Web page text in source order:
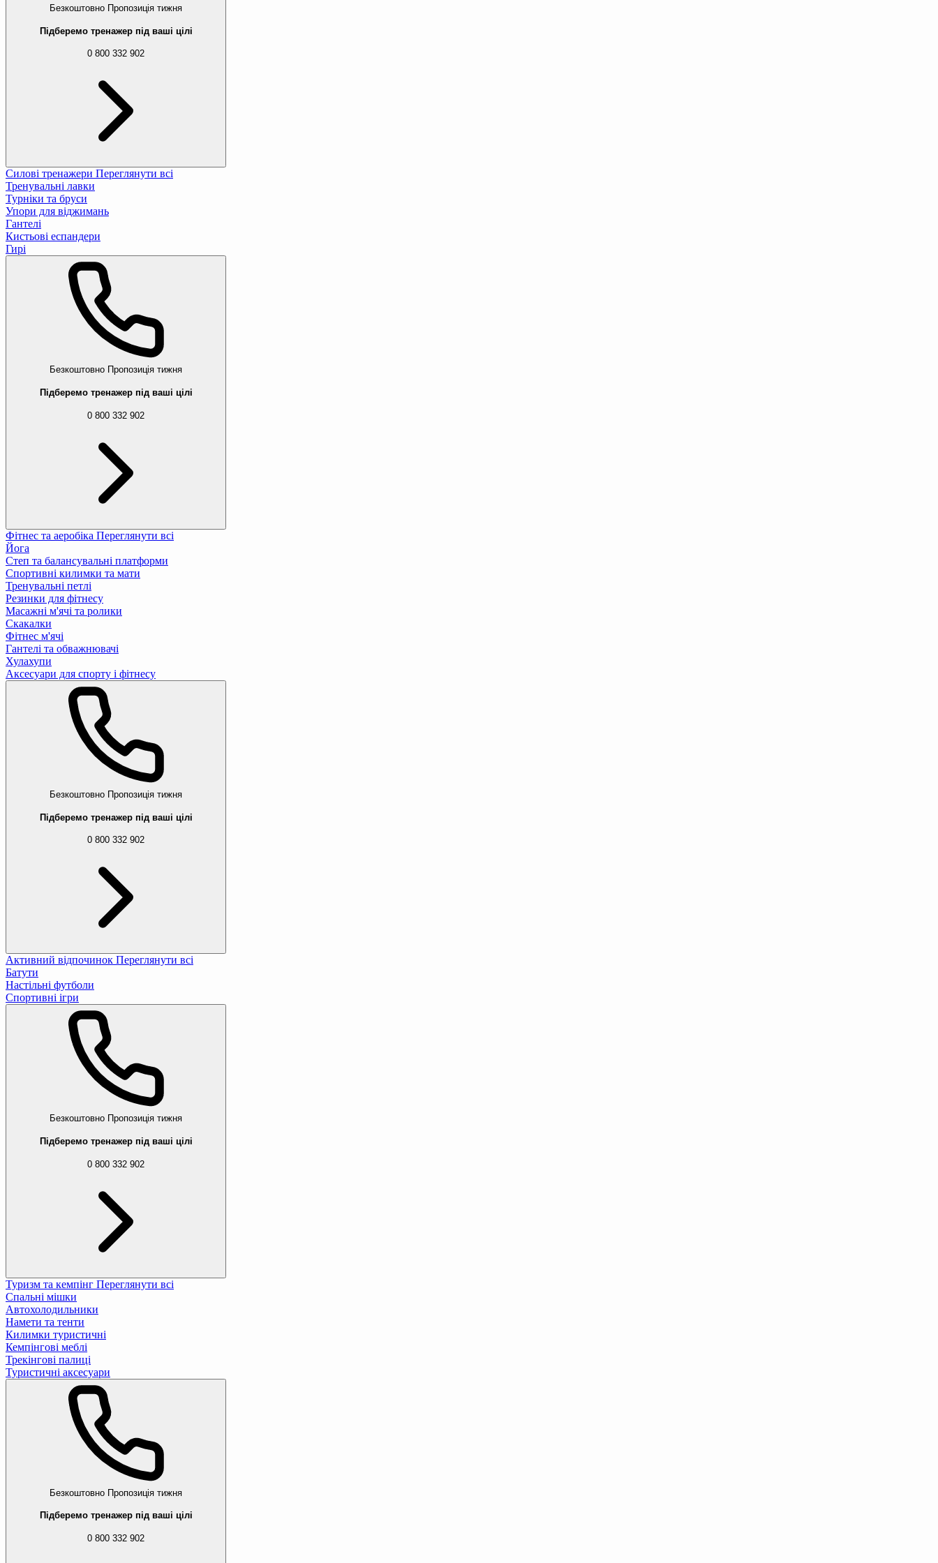
Безкоштовно Пропозиція тижня
Підберемо тренажер під ваші цілі
0 800 332 902
Силові тренажери Переглянути всі
Тренувальні лавки
Турніки та бруси
Упори для віджимань
Гантелі
Кистьові еспандери
Гирі
Безкоштовно Пропозиція тижня
Підберемо тренажер під ваші цілі
0 800 332 902
Фітнес та аеробіка Переглянути всі
Йога
Степ та балансувальні платформи
Спортивні килимки та мати
Тренувальні петлі
Резинки для фітнесу
Масажні м'ячі та ролики
Скакалки
Фітнес м'ячі
Гантелі та обважнювачі
Хулахупи
Аксесуари для спорту і фітнесу
Безкоштовно Пропозиція тижня
Підберемо тренажер під ваші цілі
0 800 332 902
Активний відпочинок Переглянути всі
Батути
Настільні футболи
Спортивні ігри
Безкоштовно Пропозиція тижня
Підберемо тренажер під ваші цілі
0 800 332 902
Туризм та кемпінг Переглянути всі
Спальні мішки
Автохолодильники
Намети та тенти
Килимки туристичні
Кемпінгові меблі
Трекінгові палиці
Туристичні аксесуари
Безкоштовно Пропозиція тижня
Підберемо тренажер під ваші цілі
0 800 332 902